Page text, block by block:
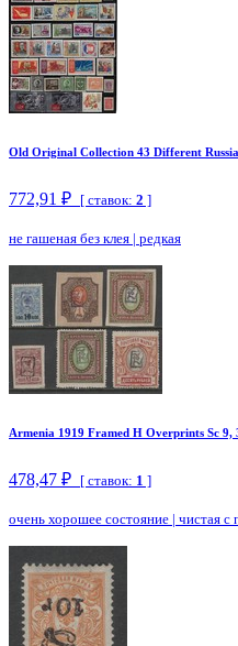
Old Original Collection 43 Different
772,91 ₽ [ ставок: 2 ]
не гашеная без клея | редкая
Armenia 1919 Framed H Overprints Sc
478,47 ₽ [ ставок: 1 ]
очень хорошее состояние | чистая с